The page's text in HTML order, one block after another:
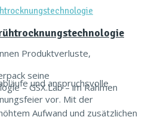
Produktverluste,
und anspruchsvolle
Aufwand und zusätzlichen
seine
– GSX.Lab – im Rahmen
vor. Mit der